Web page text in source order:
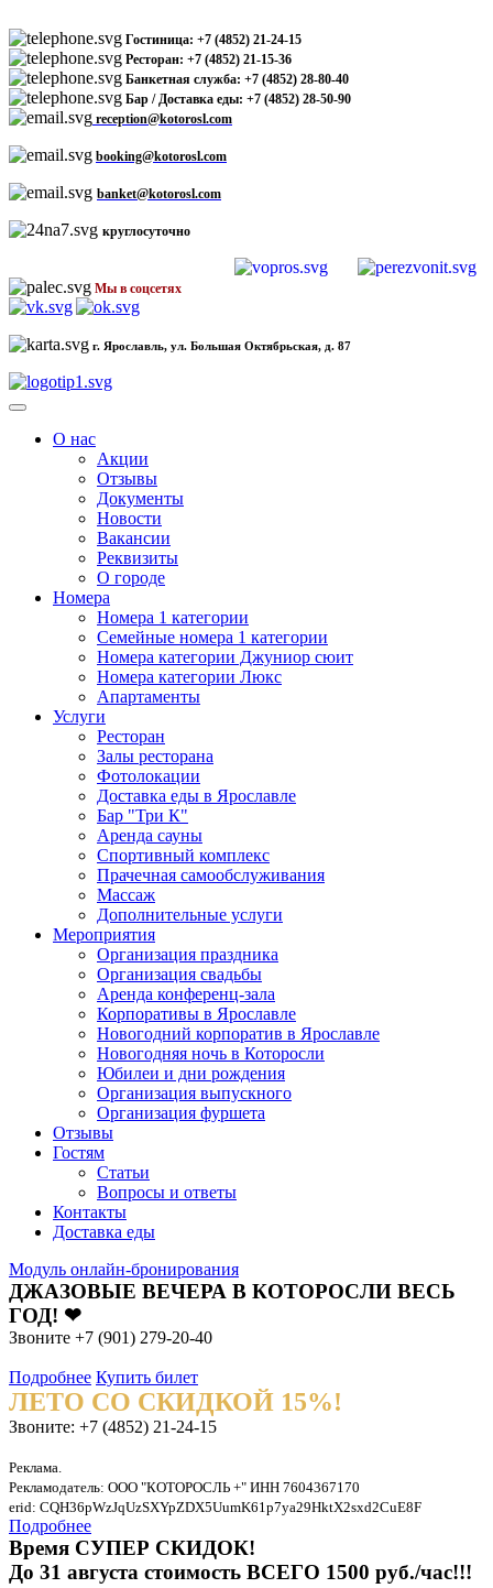
Гостиница: +7 (4852) 21-24-15
Ресторан: +7 (4852) 21-15-36
Банкетная служба: +7 (4852) 28-80-40
Бар / Доставка еды: +7 (4852) 28-50-90
reception@kotorosl.com
booking@kotorosl.com
banket@kotorosl.com
круглосуточно
Мы в соцсетях
г. Ярославль, ул. Большая Октябрьская, д. 87
О нас
Акции
Отзывы
Документы
Новости
Вакансии
Реквизиты
О городе
Номера
Номера 1 категории
Семейные номера 1 категории
Номера категории Джуниор сюит
Номера категории Люкс
Апартаменты
Услуги
Ресторан
Залы ресторана
Фотолокации
Доставка еды в Ярославле
Бар "Три К"
Аренда сауны
Спортивный комплекс
Прачечная самообслуживания
Массаж
Дополнительные услуги
Мероприятия
Организация праздника
Организация свадьбы
Аренда конференц-зала
Корпоративы в Ярославле
Новогодний корпоратив в Ярославле
Новогодняя ночь в Которосли
Юбилеи и дни рождения
Организация выпускного
Организация фуршета
Отзывы
Гостям
Статьи
Вопросы и ответы
Контакты
Доставка еды
Модуль онлайн-бронирования
ДЖАЗОВЫЕ ВЕЧЕРА В КОТОРОСЛИ ВЕСЬ
ГОД! ❤
Звоните +7 (901) 279-20-40
Подробнее Купить билет
ЛЕТО СО СКИДКОЙ 15%!
Звоните: +7 (4852) 21-24-15
Реклама.
Рекламодатель: ООО "КОТОРОСЛЬ +" ИНН 7604367170
erid: CQH36pWzJqUzSXYpZDX5UumK61p7ya29HktX2sxd2CuE8F
Подробнее
Время СУПЕР СКИДОК!
До 31 августа стоимость ВСЕГО 1500 руб./час!!!